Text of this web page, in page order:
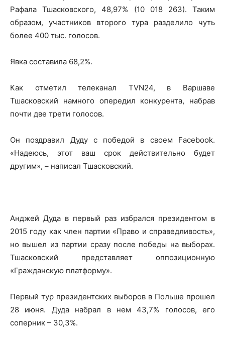
Рафала Тшасковского, 48,97% (10 018 263). Таким
образом, участников второго тура разделило чуть
более 400 тыс. голосов.
Явка составила 68,2%.
Как отметил телеканал TVN24, в Варшаве
Тшасковский намного опередил конкурента, набрав
почти две трети голосов.
Он поздравил Дуду с победой в своем Facebook.
«Надеюсь, этот ваш срок действительно будет
другим», – написал Тшасковский.
Анджей Дуда в первый раз избрался президентом в
2015 году как член партии «Право и справедливость»,
но вышел из партии сразу после победы на выборах.
Тшасковский представляет оппозиционную
«Гражданскую платформу».
Первый тур президентских выборов в Польше прошел
28 июня. Дуда набрал в нем 43,7% голосов, его
соперник – 30,3%.